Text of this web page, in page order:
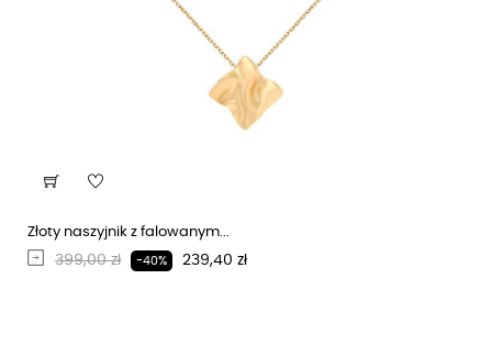
Złoty naszyjnik z falowanym...
Regularna cena
399,00 zł -40% Cena
239,40 zł